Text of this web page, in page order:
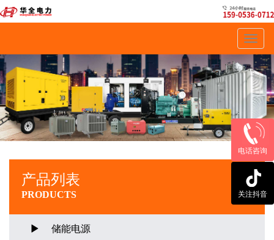
产品列表
PRODUCTS
储能电源
电话咨询
关注抖音